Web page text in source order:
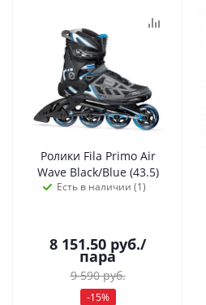
Ролики Fila Primo Air
Wave Black/Blue (43.5)
Есть в наличии (1)
8 151.50 руб./
пара
9 590руб.
-15%